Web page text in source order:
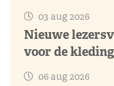
03 aug 2026
Nieuwe
voor de
06 aug 2026